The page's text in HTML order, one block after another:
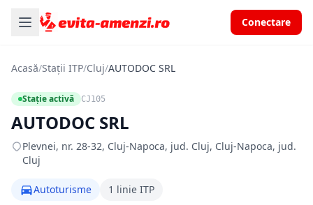
Conectare
Acasă/Stații ITP/Cluj/AUTODOC SRL
Stație activă CJ105
AUTODOC SRL
Plevnei, nr. 28-32, Cluj-Napoca, jud. Cluj, Cluj-Napoca, jud.
Cluj
Autoturisme 1 linie ITP